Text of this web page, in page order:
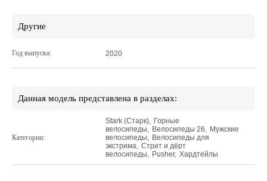
Другие
Год выпуска: 2020
Данная модель представлена в разделах:
Категории:
Stark (Старк), Горные
велосипеды, Велосипеды 26, Мужские
велосипеды, Велосипеды для
экстрима, Стрит и дёрт
велосипеды, Pusher, Хардтейлы